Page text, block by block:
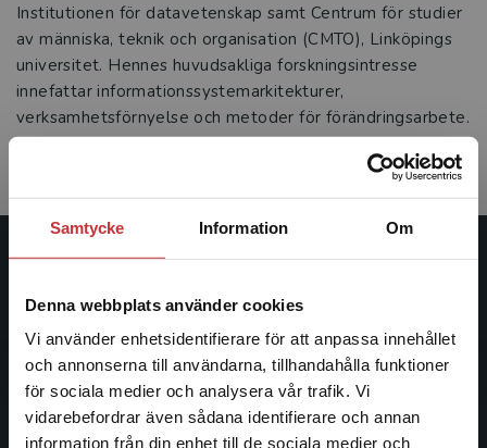
Samtycke Information Om
Denna webbplats använder cookies
Vi använder enhetsidentifierare för att anpassa innehållet
och annonserna till användarna, tillhandahålla funktioner
för sociala medier och analysera vår trafik. Vi
vidarebefordrar även sådana identifierare och annan
information från din enhet till de sociala medier och
Begränsad fraktregion
Institutionen för datavetenskap samt Centrum för studier
av människa, teknik och organisation (CMTO), Linköpings
universitet. Hennes huvudsakliga forskningsintresse
innefattar informationssystemarkitekturer,
verksamhetsförnyelse och metoder för förändringsarbete.
Hon presenterar en doktorsavhandling om metodisk
Studentlitteratur grundades 1963 och är idag Sveriges
ledande utbildningsförlag. Med läromedel, kurslitteratur,
facklitteratur, utbildningar och digitala
informationstjänster i utbudet, finns Studentlitteratur med
längs hela kunskapsresan.